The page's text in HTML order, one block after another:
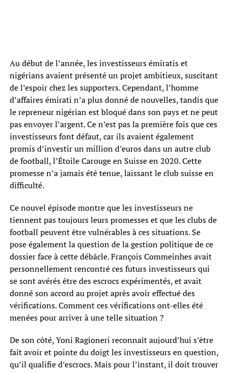
Au début de l’année, les investisseurs émiratis et
nigérians avaient présenté un projet ambitieux, suscitant
de l’espoir chez les supporters. Cependant, l’homme
d’affaires émirati n’a plus donné de nouvelles, tandis que
le repreneur nigérian est bloqué dans son pays et ne peut
pas envoyer l’argent. Ce n’est pas la première fois que ces
investisseurs font défaut, car ils avaient également
promis d’investir un million d’euros dans un autre club
de football, l’Étoile Carouge en Suisse en 2020. Cette
promesse n’a jamais été tenue, laissant le club suisse en
difficulté.
Ce nouvel épisode montre que les investisseurs ne
tiennent pas toujours leurs promesses et que les clubs de
football peuvent être vulnérables à ces situations. Se
pose également la question de la gestion politique de ce
dossier face à cette débâcle. François Commeinhes avait
personnellement rencontré ces futurs investisseurs qui
se sont avérés être des escrocs expérimentés, et avait
donné son accord au projet après avoir effectué des
vérifications. Comment ces vérifications ont-elles été
menées pour arriver à une telle situation ?
De son côté, Yoni Ragioneri reconnaît aujourd’hui s’être
fait avoir et pointe du doigt les investisseurs en question,
qu’il qualifie d’escrocs. Mais pour l’instant, il doit trouver